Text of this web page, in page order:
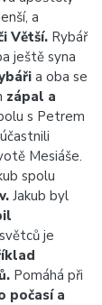
a
Větší. Rybář
ještě syna
a oba se
zápal a
s Petrem
Mesiáše.
spolu
Jakub byl
je
Pomáhá při
počasí a